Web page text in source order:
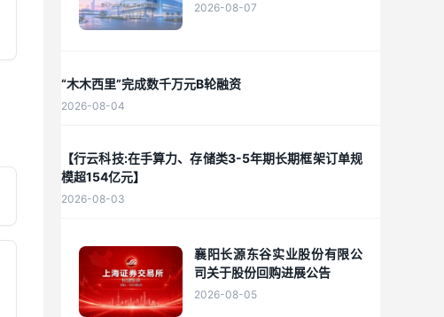
2026-08-07
“木木西里”完成数千万元B轮融资
2026-08-04
【行云科技:在手算力、存储类3-5年期长期框架订单规
模超154亿元】
2026-08-03
襄阳长源东谷实业股份有限公
司关于股份回购进展公告
2026-08-05